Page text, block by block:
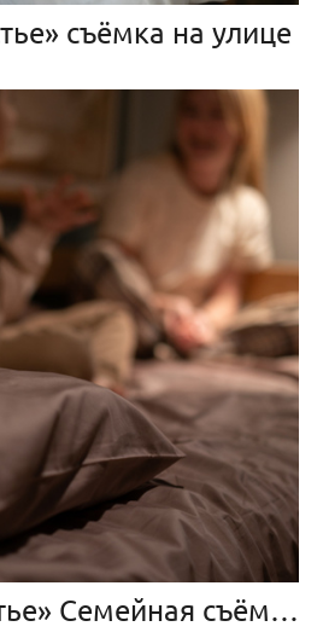
съёмка на улице
«Трогать счастье» Семейная съёмка